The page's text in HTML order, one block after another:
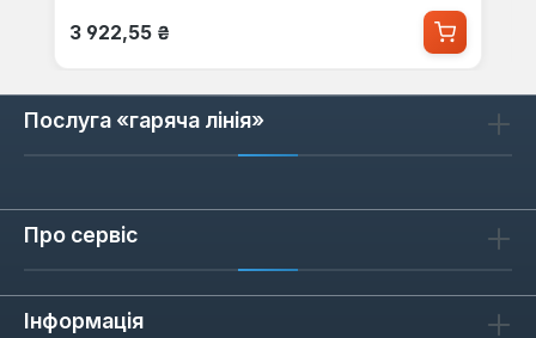
Звичайна ціна:
3 922,55 ₴
Послуга «гаряча лінія»
Про сервіс
Інформація